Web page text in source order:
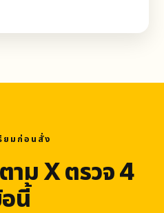
ยมก่อนสั่ง
ม X ตรวจ 4
นี้